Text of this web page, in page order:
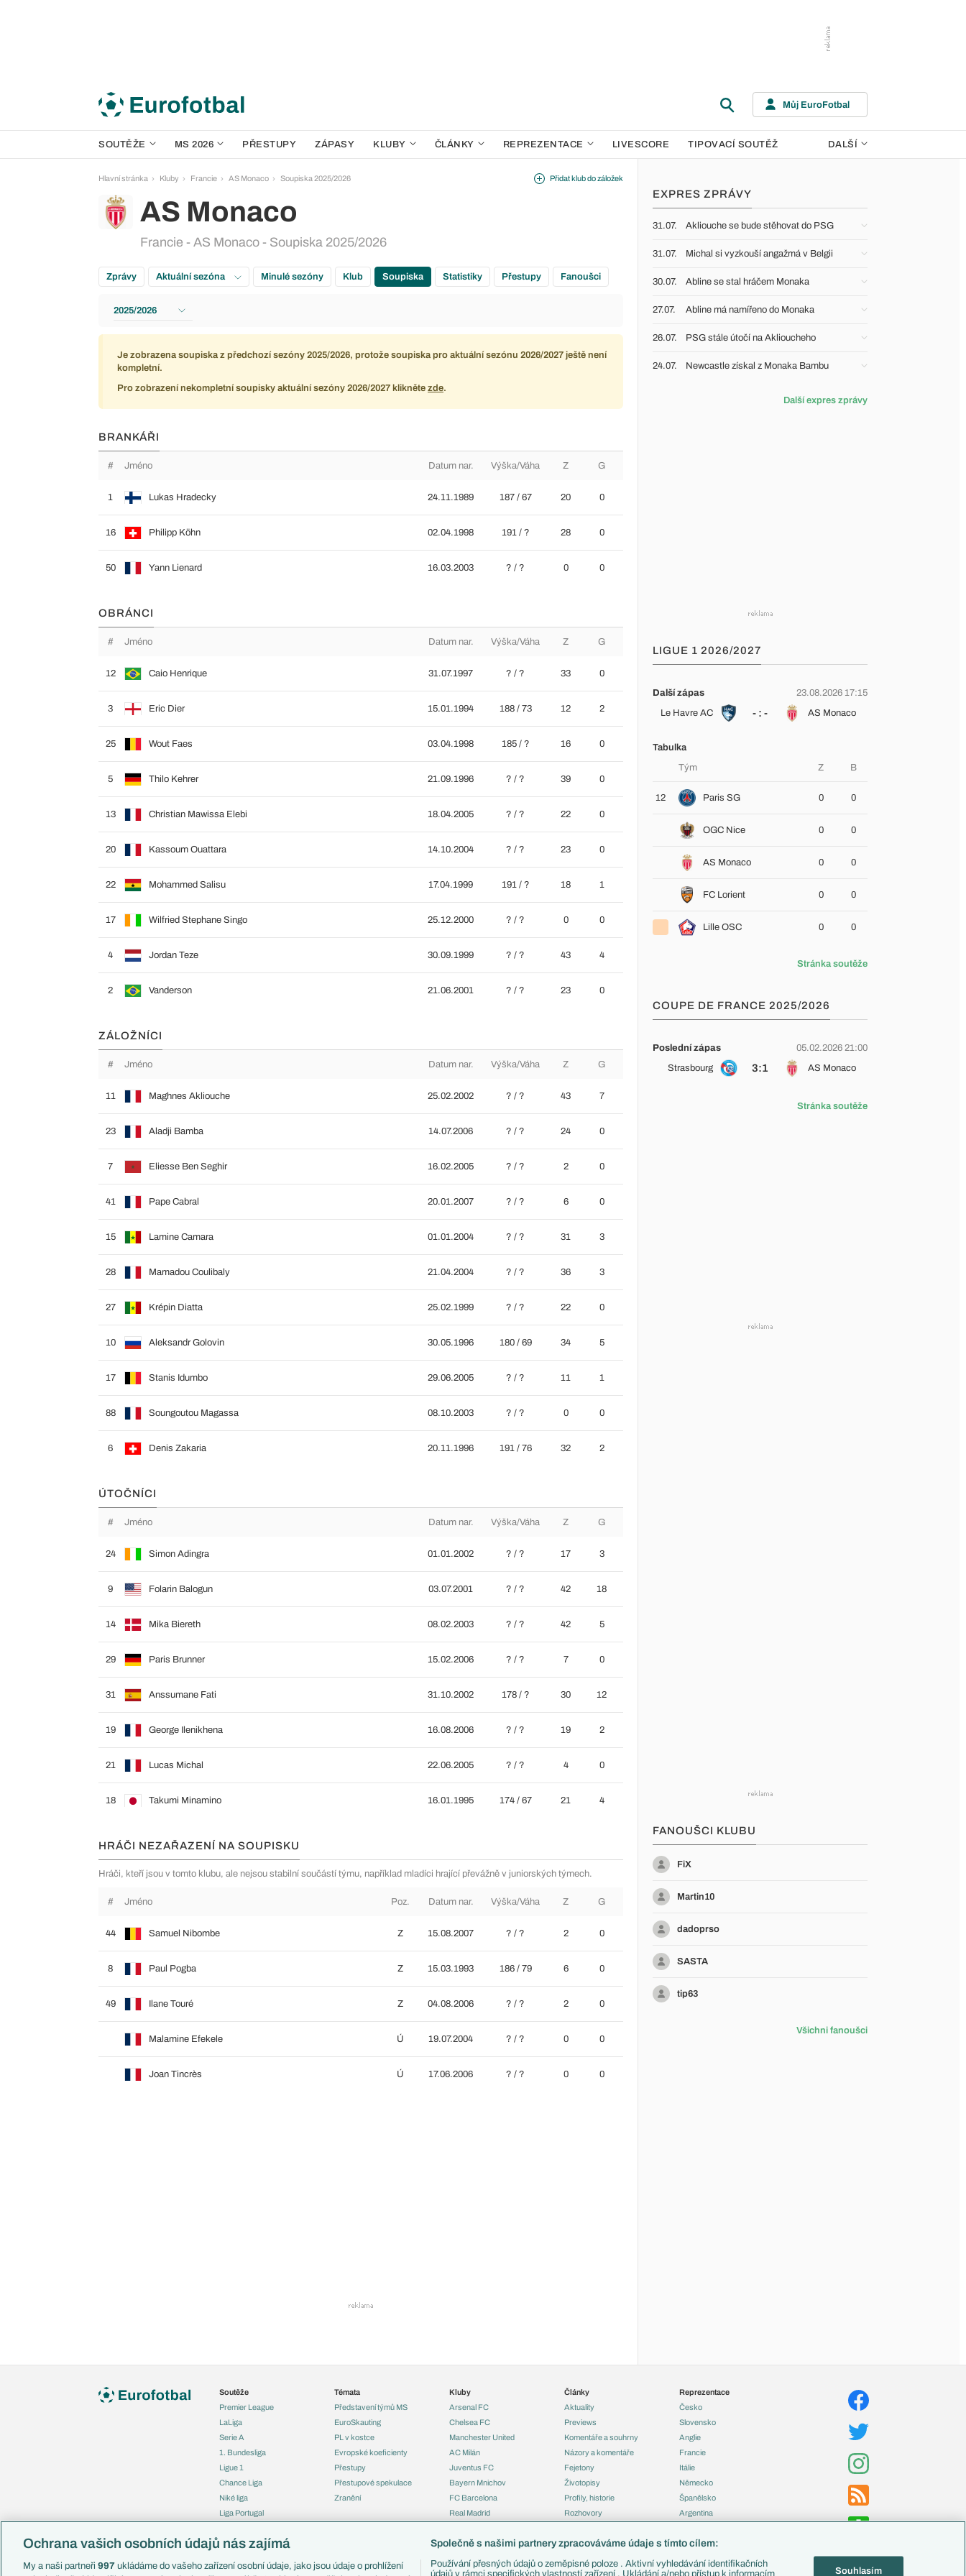
Můj EuroFotbal
SOUTĚŽE MS 2026 PŘESTUPY ZÁPASY KLUBY ČLÁNKY REPREZENTACE LIVESCORE TIPOVACÍ SOUTĚŽ DALŠÍ
Hlavní stránka Kluby Francie AS Monaco Soupiska 2025/2026
AS Monaco
Francie - AS Monaco - Soupiska 2025/2026
Přidat klub do záložek
Zprávy Aktuální sezóna Minulé sezóny Klub Soupiska Statistiky Přestupy Fanoušci
2025/2026
Je zobrazena soupiska z předchozí sezóny 2025/2026, protože soupiska pro aktuální sezónu 2026/2027 ještě není
kompletní.
Pro zobrazení nekompletní soupisky aktuální sezóny 2026/2027 klikněte zde.
BRANKÁŘI
# Jméno Datum nar. Výška/Váha Z G
1 Lukas Hradecky 24.11.1989 187 / 67 20 0
16 Philipp Köhn 02.04.1998 191 / ? 28 0
50 Yann Lienard 16.03.2003 ? / ? 0 0
OBRÁNCI
# Jméno Datum nar. Výška/Váha Z G
12 Caio Henrique 31.07.1997 ? / ? 33 0
3 Eric Dier 15.01.1994 188 / 73 12 2
25 Wout Faes 03.04.1998 185 / ? 16 0
5 Thilo Kehrer 21.09.1996 ? / ? 39 0
13 Christian Mawissa Elebi 18.04.2005 ? / ? 22 0
20 Kassoum Ouattara 14.10.2004 ? / ? 23 0
22 Mohammed Salisu 17.04.1999 191 / ? 18 1
17 Wilfried Stephane Singo 25.12.2000 ? / ? 0 0
4 Jordan Teze 30.09.1999 ? / ? 43 4
2 Vanderson 21.06.2001 ? / ? 23 0
ZÁLOŽNÍCI
# Jméno Datum nar. Výška/Váha Z G
11 Maghnes Akliouche 25.02.2002 ? / ? 43 7
23 Aladji Bamba 14.07.2006 ? / ? 24 0
7 Eliesse Ben Seghir 16.02.2005 ? / ? 2 0
41 Pape Cabral 20.01.2007 ? / ? 6 0
15 Lamine Camara 01.01.2004 ? / ? 31 3
28 Mamadou Coulibaly 21.04.2004 ? / ? 36 3
27 Krépin Diatta 25.02.1999 ? / ? 22 0
10 Aleksandr Golovin 30.05.1996 180 / 69 34 5
17 Stanis Idumbo 29.06.2005 ? / ? 11 1
88 Soungoutou Magassa 08.10.2003 ? / ? 0 0
6 Denis Zakaria 20.11.1996 191 / 76 32 2
ÚTOČNÍCI
# Jméno Datum nar. Výška/Váha Z G
24 Simon Adingra 01.01.2002 ? / ? 17 3
9 Folarin Balogun 03.07.2001 ? / ? 42 18
14 Mika Biereth 08.02.2003 ? / ? 42 5
29 Paris Brunner 15.02.2006 ? / ? 7 0
31 Anssumane Fati 31.10.2002 178 / ? 30 12
19 George Ilenikhena 16.08.2006 ? / ? 19 2
21 Lucas Michal 22.06.2005 ? / ? 4 0
18 Takumi Minamino 16.01.1995 174 / 67 21 4
HRÁČI NEZAŘAZENÍ NA SOUPISKU
Hráči, kteří jsou v tomto klubu, ale nejsou stabilní součástí týmu, například mladíci hrající převážně v juniorských týmech.
# Jméno Poz. Datum nar. Výška/Váha Z G
44 Samuel Nibombe Z 15.08.2007 ? / ? 2 0
8 Paul Pogba Z 15.03.1993 186 / 79 6 0
49 Ilane Touré Z 04.08.2006 ? / ? 2 0
Malamine Efekele Ú 19.07.2004 ? / ? 0 0
Joan Tincrès Ú 17.06.2006 ? / ? 0 0
EXPRES ZPRÁVY
31.07. Akliouche se bude stěhovat do PSG
31.07. Michal si vyzkouší angažmá v Belgii
30.07. Abline se stal hráčem Monaka
27.07. Abline má namířeno do Monaka
26.07. PSG stále útočí na Aklioucheho
24.07. Newcastle získal z Monaka Bambu
Další expres zprávy
LIGUE 1 2026/2027
Další zápas
23.08.2026 17:15
Le Havre AC
- : - AS Monaco
Tabulka
Tým
Z B
12 Paris SG 0 0
OGC Nice 0 0
AS Monaco 0 0
FC Lorient 0 0
Lille OSC 0 0
Stránka soutěže
COUPE DE FRANCE 2025/2026
Poslední zápas
05.02.2026 21:00
Strasbourg
3:1 AS Monaco
Stránka soutěže
FANOUŠCI KLUBU
FiX
Martin10
dadoprso
SASTA
tip63
Všichni fanoušci
Soutěže
Premier League
LaLiga
Serie A
1. Bundesliga
Ligue 1
Chance Liga
Niké liga
Liga Portugal
Liga mistrů
Témata
Představení týmů MS
EuroSkauting
PL v kostce
Evropské koeficienty
Přestupy
Přestupové spekulace
Zranění
Kluby
Arsenal FC
Chelsea FC
Manchester United
AC Milán
Juventus FC
Bayern Mnichov
FC Barcelona
Real Madrid
Články
Aktuality
Previews
Komentáře a souhrny
Názory a komentáře
Fejetony
Životopisy
Profily, historie
Rozhovory
Reprezentace
Česko
Slovensko
Anglie
Francie
Itálie
Německo
Španělsko
Argentina
Zápasy
Ochrana vašich osobních údajů nás zajímá
My a naši partneři 997 ukládáme do vašeho zařízení osobní údaje, jako jsou údaje o prohlížení
Společně s našimi partnery zpracováváme údaje s tímto cílem:
Používání přesných údajů o zeměpisné poloze . Aktivní vyhledávání identifikačních
údajů v rámci specifických vlastností zařízení . Ukládání a/nebo přístup k informacím
Souhlasím